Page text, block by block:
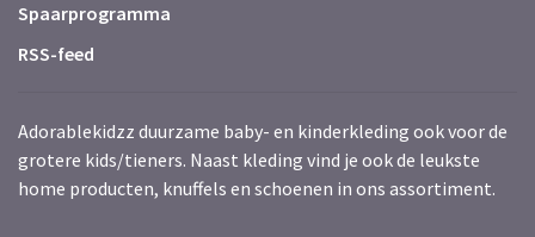
Spaarprogramma
RSS-feed
Adorablekidzz duurzame baby- en kinderkleding ook voor de
grotere kids/tieners. Naast kleding vind je ook de leukste
home producten, knuffels en schoenen in ons assortiment.